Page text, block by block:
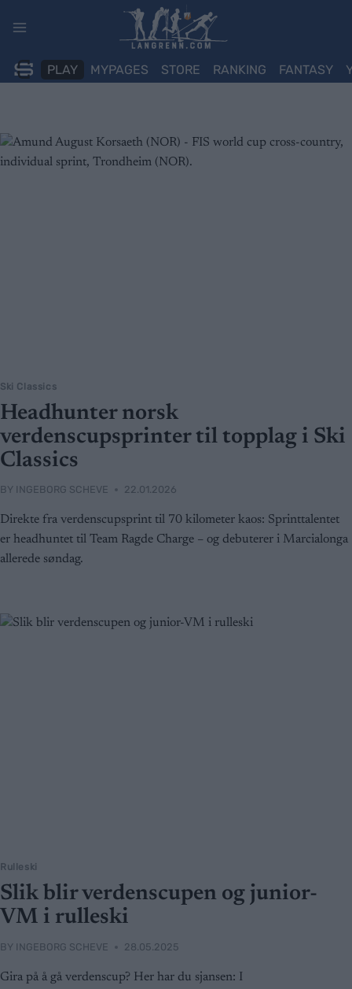
PLAY MYPAGES STORE RANKING FANTASY
Ski Classics
Headhunter norsk
verdenscupsprinter til topplag i Ski
Classics
BY INGEBORG SCHEVE 22.01.2026
Direkte fra verdenscupsprint til 70 kilometer kaos: Sprinttalentet
er headhuntet til Team Ragde Charge – og debuterer i Marcialonga
allerede søndag.
Rulleski
Slik blir verdenscupen og junior-
VM i rulleski
BY INGEBORG SCHEVE 28.05.2025
Gira på å gå verdenscup? Her har du sjansen: I